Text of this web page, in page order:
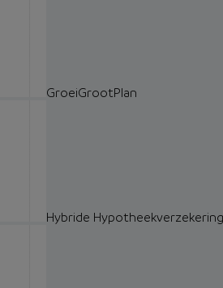
GroeiGrootPlan
Hybride Hypotheekverzekering